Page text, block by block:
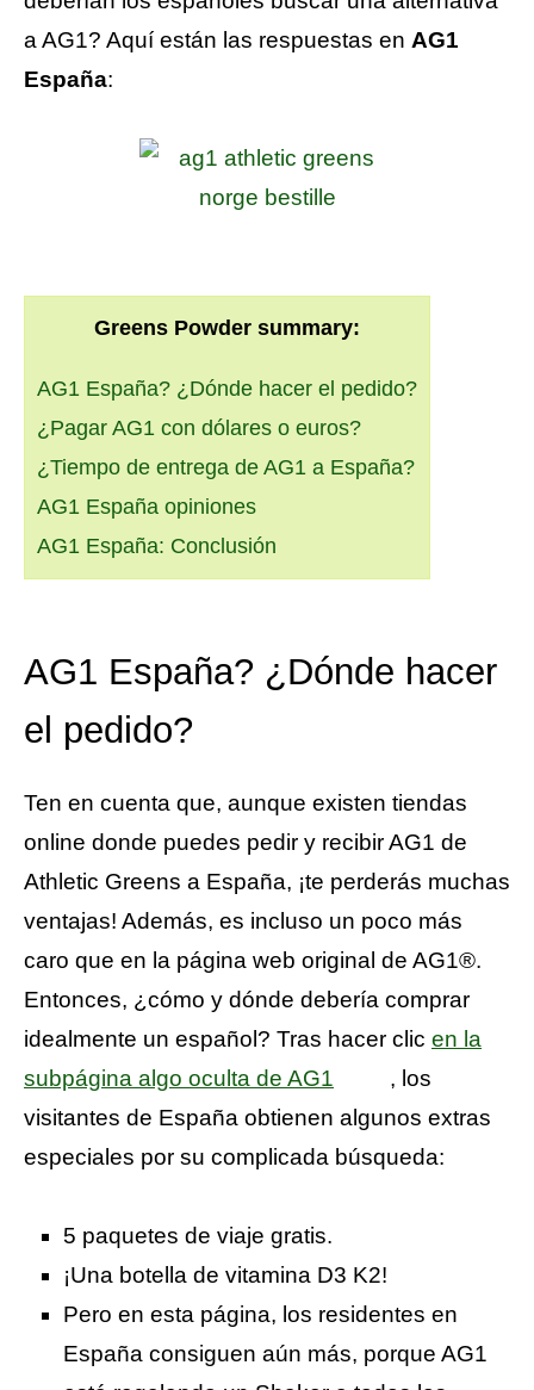
a AG1? Aquí están las respuestas en AG1
España:
Greens Powder summary:
AG1 España? ¿Dónde hacer el pedido?
¿Pagar AG1 con dólares o euros?
¿Tiempo de entrega de AG1 a España?
AG1 España opiniones
AG1 España: Conclusión
AG1 España? ¿Dónde hacer
el pedido?
Ten en cuenta que, aunque existen tiendas
online donde puedes pedir y recibir AG1 de
Athletic Greens a España, ¡te perderás muchas
ventajas! Además, es incluso un poco más
caro que en la página web original de AG1®.
Entonces, ¿cómo y dónde debería comprar
idealmente un español? Tras hacer clic en la
subpágina algo oculta de AG1
, los
visitantes de España obtienen algunos extras
especiales por su complicada búsqueda:
5 paquetes de viaje gratis.
¡Una botella de vitamina D3 K2!
Pero en esta página, los residentes en
España consiguen aún más, porque AG1